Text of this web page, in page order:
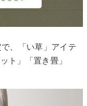
、「い草」アイテ
ト」「置き畳」